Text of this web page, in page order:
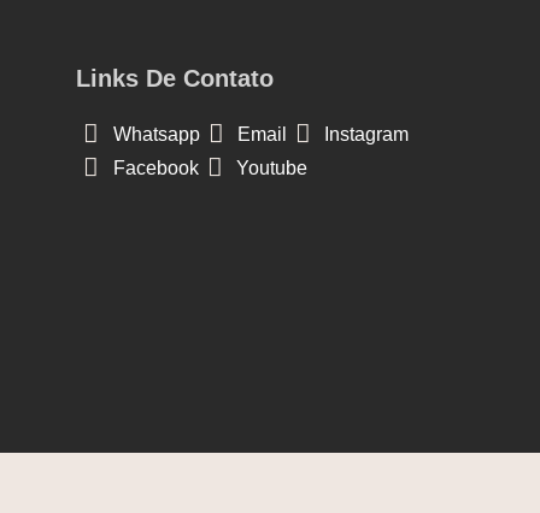
Links De Contato
Whatsapp Email
Instagram
Facebook
Youtube